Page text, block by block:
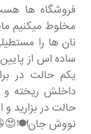
فروشگاه ها
مخلوط ميكنيم
نان ها را
ساده اس از
يكم حالت در
داخلش ريخته و
حالت در بزاريد
نووش